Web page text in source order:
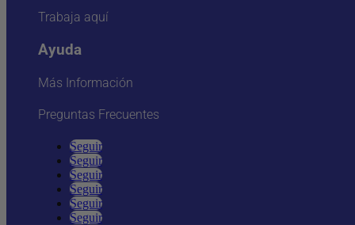
Trabaja aquí
Ayuda
Más Información
Preguntas Frecuentes
Seguir
Seguir
Seguir
Seguir
Seguir
Seguir